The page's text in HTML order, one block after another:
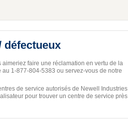
défectueux
faire une réclamation en vertu de la
1-877-804-5383 ou servez-vous de notre
de service autorisés de Newell Industries
pour trouver un centre de service près